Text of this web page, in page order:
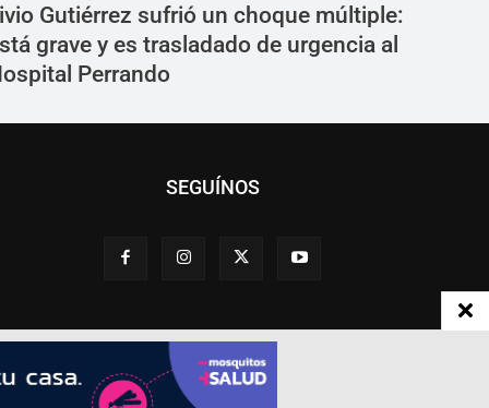
Gutiérrez sufrió un choque múltiple:
grave y es trasladado de urgencia al
Perrando
SEGUÍNOS